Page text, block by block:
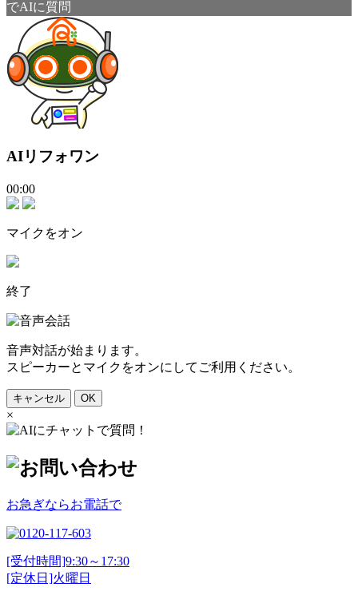
でAIに質問
AIリフォワン
00:00
マイクをオン
終了
音声対話が始まります。
スピーカーとマイクをオンにしてご利用ください。
キャンセル OK
×
お急ぎならお電話で
[受付時間]9:30～17:30
[定休日]火曜日